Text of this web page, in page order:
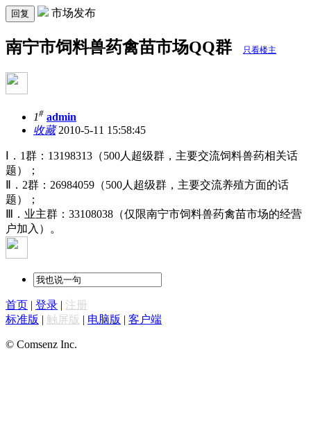
回复 市场发布
南宁市饲料兽药禽苗市场QQ群 只看楼主
1# admin
收藏2010-5-11 15:58:45
Ⅰ．1群：13198313（500人超级群，主要交流饲料兽药相关话
题）；
Ⅱ．2群：26984059（500人超级群，主要交流养殖方面的话
题）；
Ⅲ．业主群：33108038（仅限南宁市饲料兽药禽苗市场的经营
户加入）。
首页 | 登录 | 注册
标准版 | 触屏版 | 电脑版 | 客户端
© Comsenz Inc.